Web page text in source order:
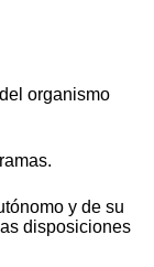
organismo
y de su
disposiciones